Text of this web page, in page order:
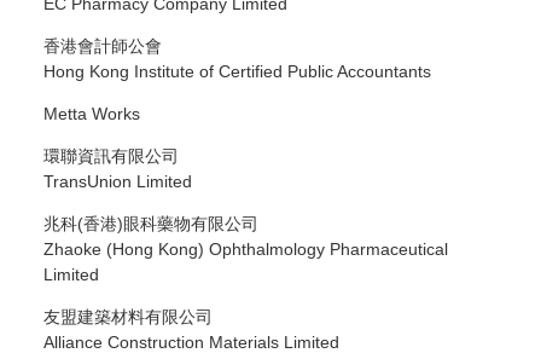
香港會計師公會
Hong Kong Institute of Certified Public Accountants
Metta Works
環聯資訊有限公司
TransUnion Limited
兆科(香港)眼科藥物有限公司
Zhaoke (Hong Kong) Ophthalmology Pharmaceutical
Limited
友盟建築材料有限公司
Alliance Construction Materials Limited